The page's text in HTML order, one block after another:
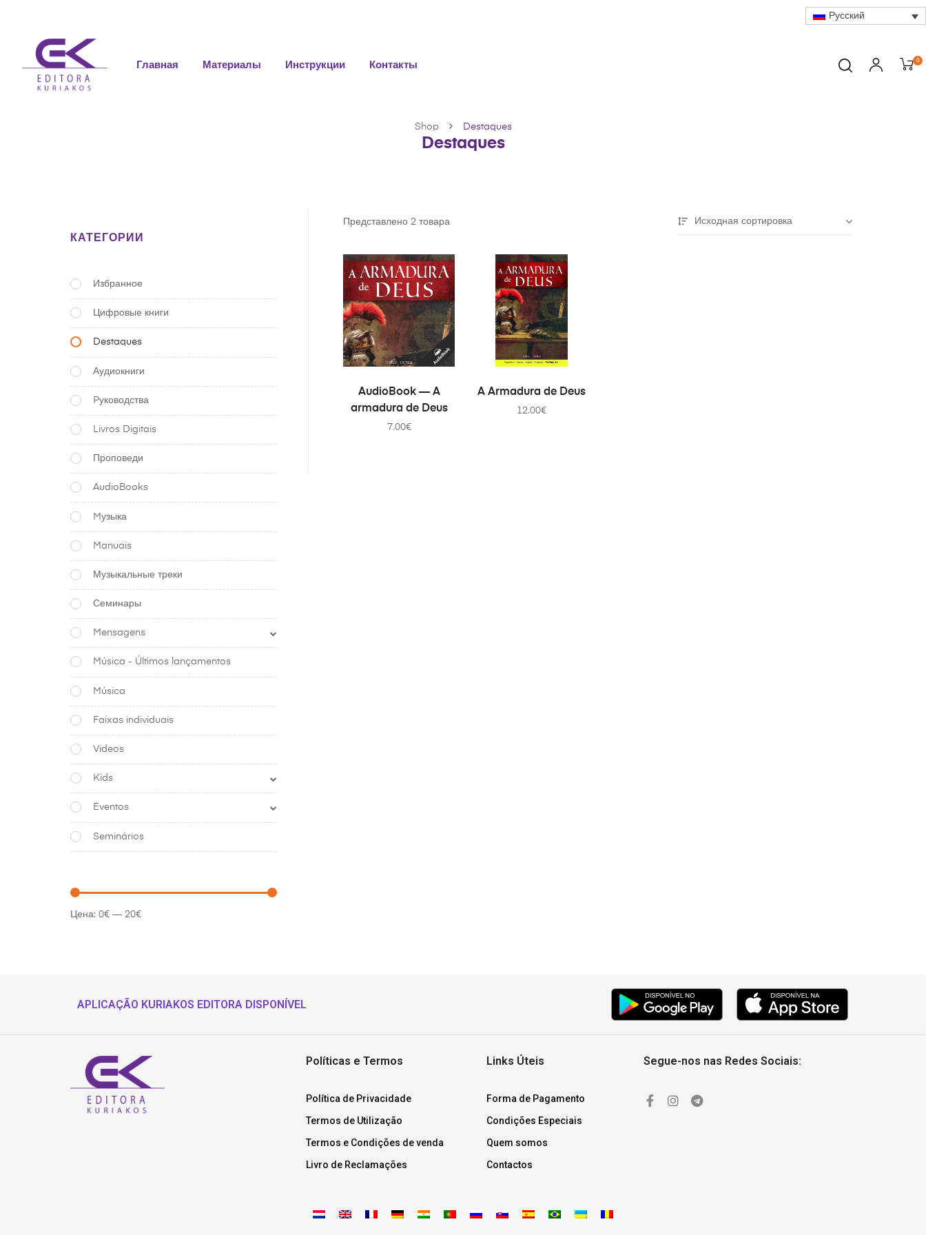
Русский
Главная Материалы Инструкции Контакты 0
Shop Destaques
Destaques
Представлено 2 товара Исходная сортировка
В КОРЗИНУ
AudioBook — A
armadura de Deus
7.00€
В КОРЗИНУ
A Armadura de Deus
12.00€
КАТЕГОРИИ
Избранное
Цифровые книги
Destaques
Аудиокниги
Pуководства
Livros Digitais
Проповеди
AudioBooks
Mузыка
Manuais
Музыкальные треки
Семинары
Mensagens
Música - Últimos lançamentos
Música
Faixas individuais
Videos
Kids
Eventos
Seminários
Цена: 0€ — 20€
APLICAÇÃO KURIAKOS EDITORA DISPONÍVEL
Políticas e Termos
Política de Privacidade
Termos de Utilização
Termos e Condições de venda
Livro de Reclamações
Links Úteis
Forma de Pagamento
Condições Especiais
Quem somos
Contactos
Segue-nos nas Redes Sociais: